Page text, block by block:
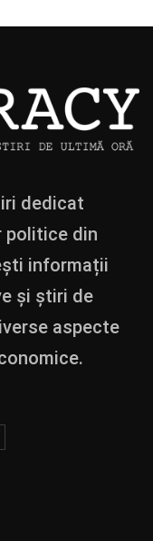
dedicat
politice din
informații
și știri de
aspecte